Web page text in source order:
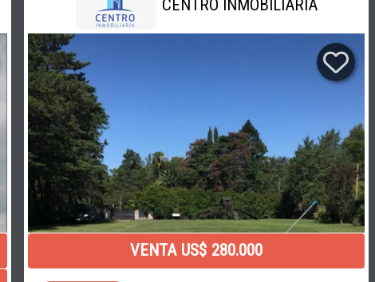
CENTRO INMOBILIARIA
VENTA US$ 280.000